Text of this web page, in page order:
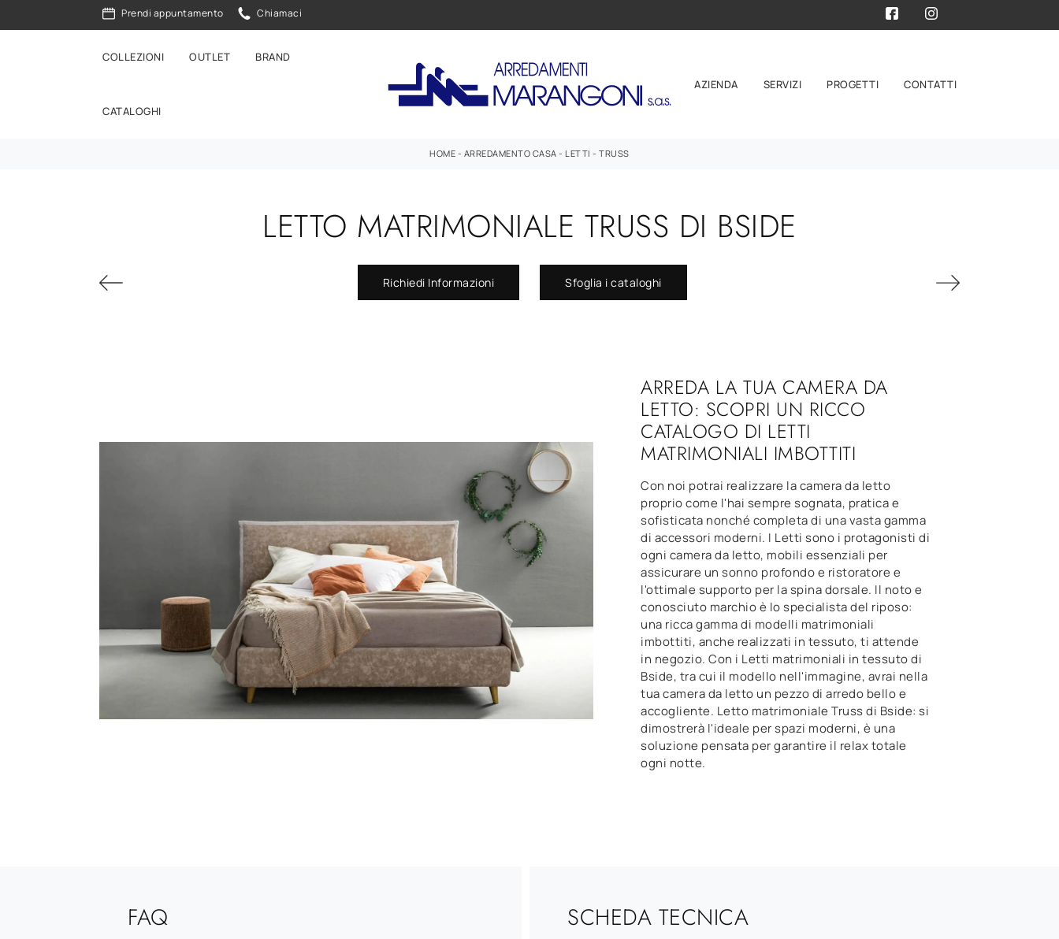
Prendi appuntamento Chiamaci
COLLEZIONI OUTLET BRAND
CATALOGHI
AZIENDA SERVIZI PROGETTI CONTATTI
HOME - ARREDAMENTO CASA -LETTI -TRUSS
LETTO MATRIMONIALE TRUSS DI BSIDE
Richiedi Informazioni Sfoglia i cataloghi
ARREDA LA TUA CAMERA DA
LETTO: SCOPRI UN RICCO
CATALOGO DI LETTI
MATRIMONIALI IMBOTTITI
Con noi potrai realizzare la camera da letto
proprio come l'hai sempre sognata, pratica e
sofisticata nonché completa di una vasta gamma
di accessori moderni. I Letti sono i protagonisti di
ogni camera da letto, mobili essenziali per
assicurare un sonno profondo e ristoratore e
l'ottimale supporto per la spina dorsale. Il noto e
conosciuto marchio è lo specialista del riposo:
una ricca gamma di modelli matrimoniali
imbottiti, anche realizzati in tessuto, ti attende
in negozio. Con i Letti matrimoniali in tessuto di
Bside, tra cui il modello nell'immagine, avrai nella
tua camera da letto un pezzo di arredo bello e
accogliente. Letto matrimoniale Truss di Bside: si
dimostrerà l'ideale per spazi moderni, è una
soluzione pensata per garantire il relax totale
ogni notte.
FAQ SCHEDA TECNICA